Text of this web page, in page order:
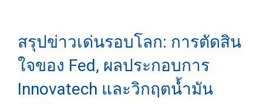
สรุปข่าวเด่นรอบโลก: การตัดสิน
ใจของ Fed, ผลประกอบการ
Innovatech และวิกฤตน้ำมัน